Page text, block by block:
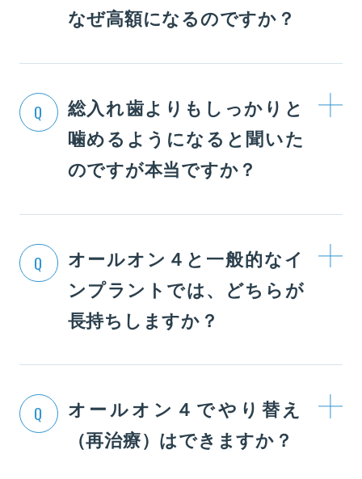
なぜ高額になるのですか？
Q
総入れ歯よりもしっかりと
噛めるようになると聞いた
のですが本当ですか？
Q
オールオン４と一般的なイ
ンプラントでは、どちらが
長持ちしますか？
Q
オールオン４でやり替え
（再治療）はできますか？